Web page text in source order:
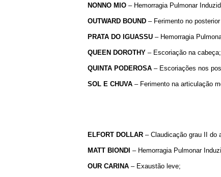
NONNO MIO – Hemorragia Pulmonar
OUTWARD BOUND – Ferimento no
PRATA DO IGUASSU – Hemorragia
QUEEN DOROTHY – Escoriação na cabeça;
QUINTA PODEROSA – Escoriações nos
SOL E CHUVA – Ferimento na articulação
ELFORT DOLLAR – Claudicação grau II do
MATT BIONDI – Hemorragia Pulmonar
OUR CARINA – Exaustão leve;